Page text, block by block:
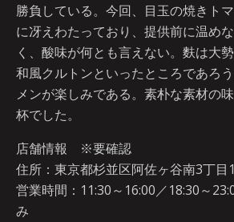
勝負している。今回、目玉の焼きト
に冴えわたっており、提供前に温め
く、酸味が何とも言えない。麩は大
和風クルトンといったところであろ
メンが楽しみである。素朴な素材の
杯でした。
店舗情報 ※要確認
住所：東京都杉並区阿佐ヶ谷南3丁目
営業時間：11:30～16:00／18:30～
み